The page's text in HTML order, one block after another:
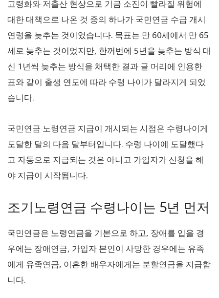
고령화와 저출산 현상으로 기금 소진이 빨라질 위험에
대한 대책으로 나온 것 중의 하나가 국민연금 수급 개시
연령을 늦추는 것이었습니다. 목표는 만 60세에서 만 65
세로 늦추는 것이었지만, 한꺼번에 5년을 늦추는 방식 대
신 1년씩 늦추는 방식을 채택한 결과 글 머리에 인용한
표와 같이 출생 연도에 따라 수령 나이가 달라지게 되었
습니다.
국민연금 노령연금 지급이 개시되는 시점은 수령나이게
도달한 달의 다음 달부터입니다. 수령 나이에 도달했다
고 자동으로 지급되는 것은 아니고 가입자가 신청을 해
야 지급이 시작됩니다.
조기노령연금 수령나이는 5년 먼저
국민연금은 노령연금을 기본으로 하고, 장애를 입을 경
우에는 장애연금, 가입자 본인이 사망한 경우에는 유족
에게 유족연금, 이혼한 배우자에게는 분할연금을 지급합
니다.